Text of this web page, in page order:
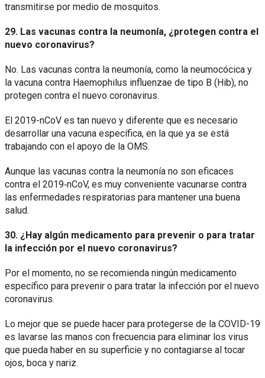
transmitirse por medio de mosquitos.
29. Las vacunas contra la neumonía, ¿protegen contra el
nuevo coronavirus?
No. Las vacunas contra la neumonía, como la neumocócica y
la vacuna contra Haemophilus influenzae de tipo B (Hib), no
protegen contra el nuevo coronavirus.
El 2019-nCoV es tan nuevo y diferente que es necesario
desarrollar una vacuna específica, en la que ya se está
trabajando con el apoyo de la OMS.
Aunque las vacunas contra la neumonía no son eficaces
contra el 2019‑nCoV, es muy conveniente vacunarse contra
las enfermedades respiratorias para mantener una buena
salud.
30. ¿Hay algún medicamento para prevenir o para tratar
la infección por el nuevo coronavirus?
Por el momento, no se recomienda ningún medicamento
específico para prevenir o para tratar la infección por el nuevo
coronavirus.
Lo mejor que se puede hacer para protegerse de la COVID-19
es lavarse las manos con frecuencia para eliminar los virus
que pueda haber en su superficie y no contagiarse al tocar
ojos, boca y nariz.